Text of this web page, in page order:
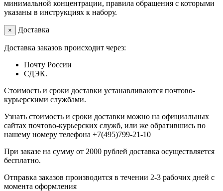
минимальной концентрации, правила обращения с которыми
указаны в инструкциях к набору.
× Доставка
Доставка заказов происходит через:
Почту России
СДЭК.
Стоимость и сроки доставки устанавливаются почтово-
курьерскими службами.
Узнать стоимость и сроки доставки можно на официальных
сайтах почтово-курьерских служб, или же обратившись по
нашему номеру телефона +7(495)799-21-10
При заказе на сумму от 2000 рублей доставка осуществляется
бесплатно.
Отправка заказов производится в течении 2-3 рабочих дней с
момента оформления